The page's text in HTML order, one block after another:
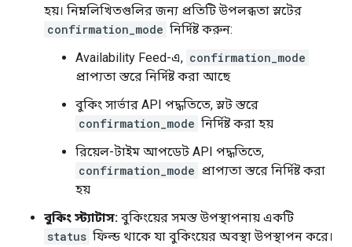
হয়। নিম্নলিখিতগুলির জন্য প্রতিটি উপলব্ধতা স্লটের
confirmation_mode নির্দিষ্ট করুন:
Availability Feed-এ, confirmation_mode
প্রাপ্যতা স্তরে নির্দিষ্ট করা আছে
বুকিং সার্ভার API পদ্ধতিতে, স্লট স্তরে
confirmation_mode নির্দিষ্ট করা হয়
রিয়েল-টাইম আপডেট API পদ্ধতিতে,
confirmation_mode প্রাপ্যতা স্তরে নির্দিষ্ট করা
হয়
বুকিং স্ট্যাটাস: বুকিংয়ের সমস্ত উপস্থাপনায় একটি
status ফিল্ড থাকে যা বুকিংয়ের অবস্থা উপস্থাপন করে।